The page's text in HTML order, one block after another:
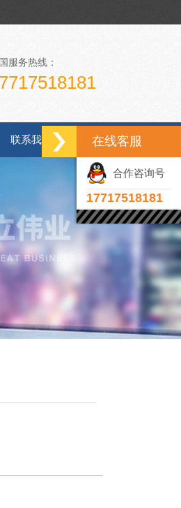
服务热线：
联系我们 在线客服
合作咨询号
17717518181